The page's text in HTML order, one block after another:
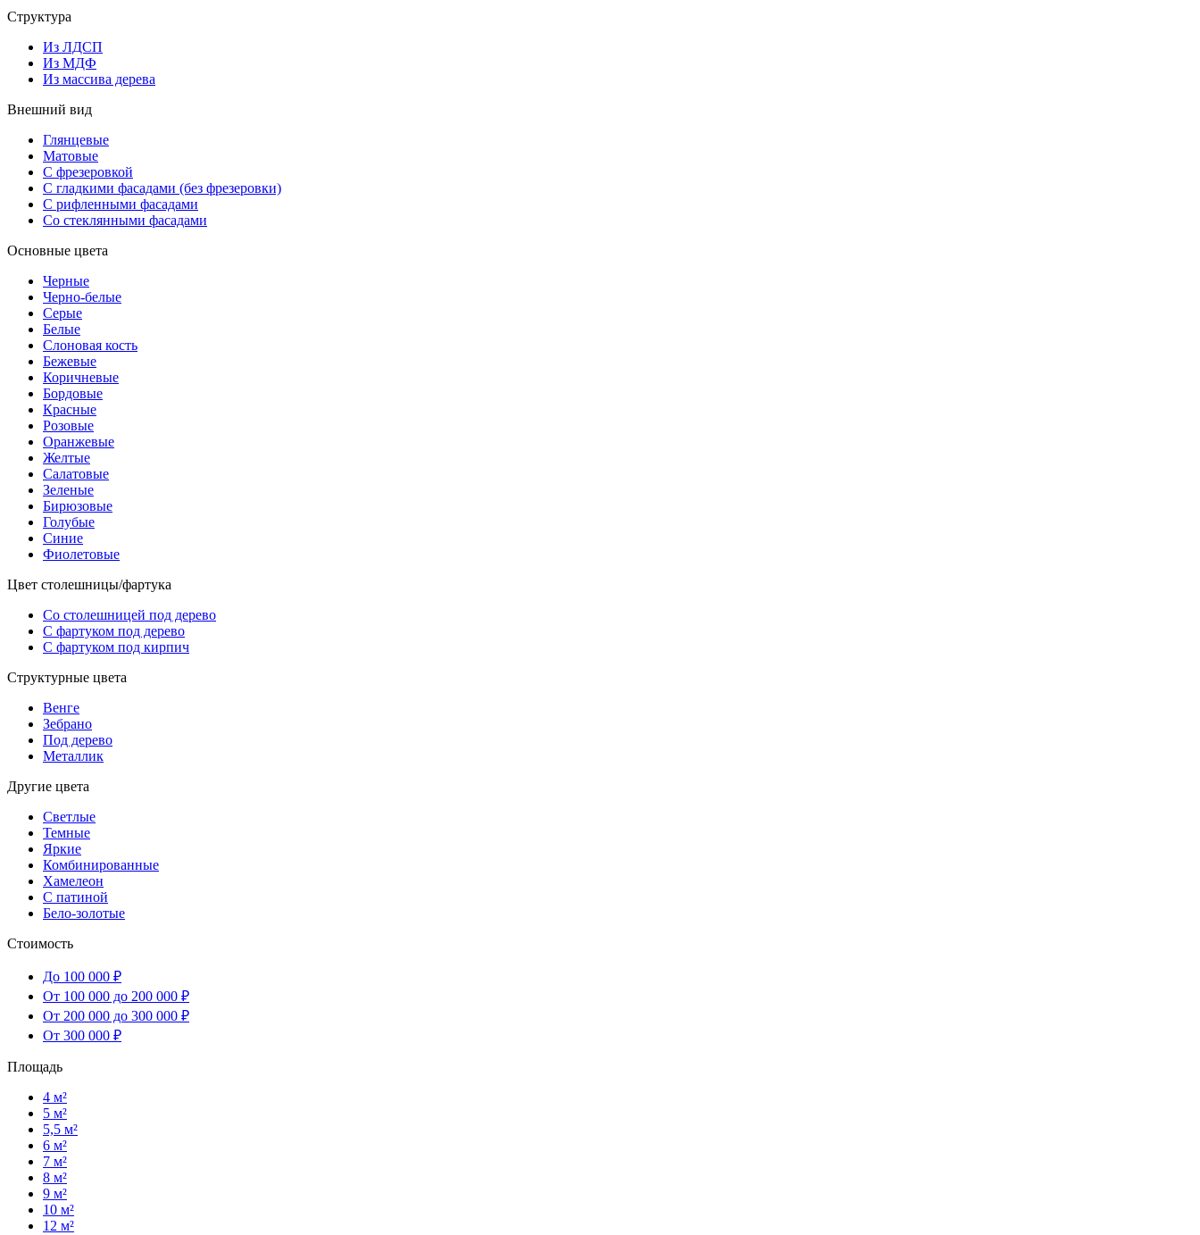
Структура
Из ЛДСП
Из МДФ
Из массива дерева
Внешний вид
Глянцевые
Матовые
С фрезеровкой
С гладкими фасадами (без фрезеровки)
С рифленными фасадами
Со стеклянными фасадами
Основные цвета
Черные
Черно-белые
Серые
Белые
Слоновая кость
Бежевые
Коричневые
Бордовые
Красные
Розовые
Оранжевые
Желтые
Салатовые
Зеленые
Бирюзовые
Голубые
Синие
Фиолетовые
Цвет столешницы/фартука
Со столешницей под дерево
С фартуком под дерево
С фартуком под кирпич
Структурные цвета
Венге
Зебрано
Под дерево
Металлик
Другие цвета
Светлые
Темные
Яркие
Комбинированные
Хамелеон
С патиной
Бело-золотые
Стоимость
До 100 000 ₽
От 100 000 до 200 000 ₽
От 200 000 до 300 000 ₽
От 300 000 ₽
Площадь
4 м²
5 м²
5,5 м²
6 м²
7 м²
8 м²
9 м²
10 м²
12 м²